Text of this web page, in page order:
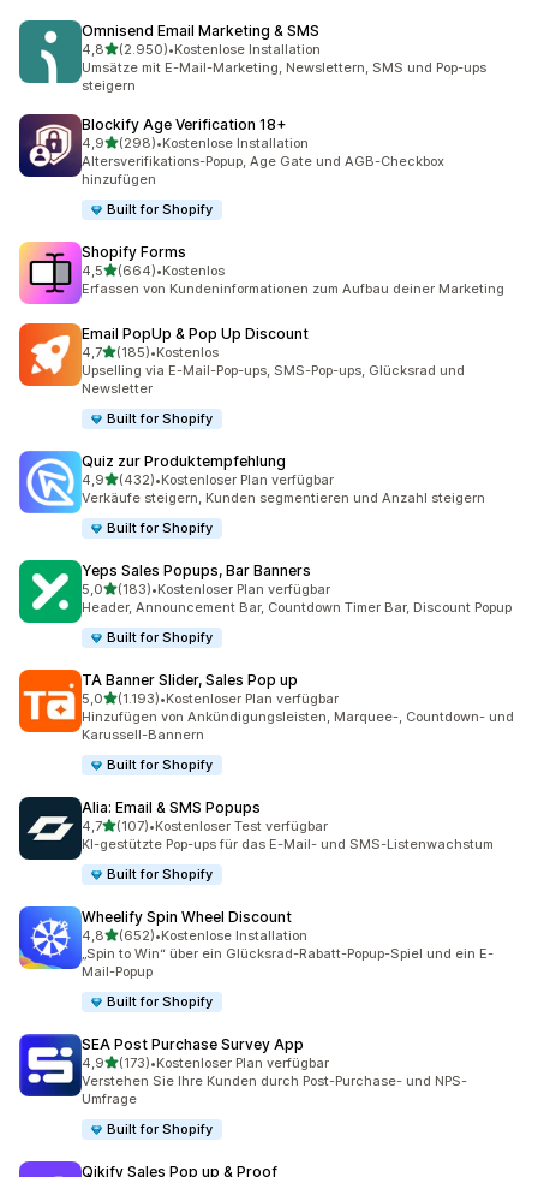
Omnisend Email Marketing & SMS
4,8von 5 Sternen
(2.950)
2950 Rezensionen insgesamt
•Kostenlose Installation
Umsätze mit E-Mail-Marketing, Newslettern, SMS und Pop-ups
steigern
Blockify Age Verification 18+
4,9von 5 Sternen
(298)
298 Rezensionen insgesamt
•Kostenlose Installation
Altersverifikations-Popup, Age Gate und AGB-Checkbox
hinzufügen
Built for Shopify
Shopify Forms
4,5von 5 Sternen
(664)
664 Rezensionen insgesamt
•Kostenlos
Erfassen von Kundeninformationen zum Aufbau deiner Marketing
Email PopUp & Pop Up Discount
4,7von 5 Sternen
(185)
185 Rezensionen insgesamt
•Kostenlos
Upselling via E-Mail-Pop-ups, SMS-Pop-ups, Glücksrad und
Newsletter
Built for Shopify
Quiz zur Produktempfehlung
4,9von 5 Sternen
(432)
432 Rezensionen insgesamt
•Kostenloser Plan verfügbar
Verkäufe steigern, Kunden segmentieren und Anzahl steigern
Built for Shopify
Yeps Sales Popups, Bar Banners
5,0von 5 Sternen
(183)
183 Rezensionen insgesamt
•Kostenloser Plan verfügbar
Header, Announcement Bar, Countdown Timer Bar, Discount Popup
Built for Shopify
TA Banner Slider, Sales Pop up
5,0von 5 Sternen
(1.193)
1193 Rezensionen insgesamt
•Kostenloser Plan verfügbar
Hinzufügen von Ankündigungsleisten, Marquee-, Countdown- und
Karussell-Bannern
Built for Shopify
Alia: Email & SMS Popups
4,7von 5 Sternen
(107)
107 Rezensionen insgesamt
•Kostenloser Test verfügbar
KI-gestützte Pop-ups für das E-Mail- und SMS-Listenwachstum
Built for Shopify
Wheelify Spin Wheel Discount
4,8von 5 Sternen
(652)
652 Rezensionen insgesamt
•Kostenlose Installation
„Spin to Win“ über ein Glücksrad-Rabatt-Popup-Spiel und ein E-
Mail-Popup
Built for Shopify
SEA Post Purchase Survey App
4,9von 5 Sternen
(173)
173 Rezensionen insgesamt
•Kostenloser Plan verfügbar
Verstehen Sie Ihre Kunden durch Post-Purchase- und NPS-
Umfrage
Built for Shopify
Qikify Sales Pop up & Proof